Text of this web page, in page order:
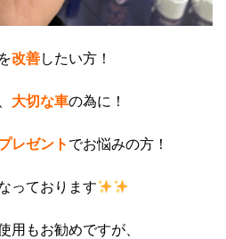
改善したい方！
大切な車の為に！
レゼント でお悩みの方！
っております
用もお勧めですが、